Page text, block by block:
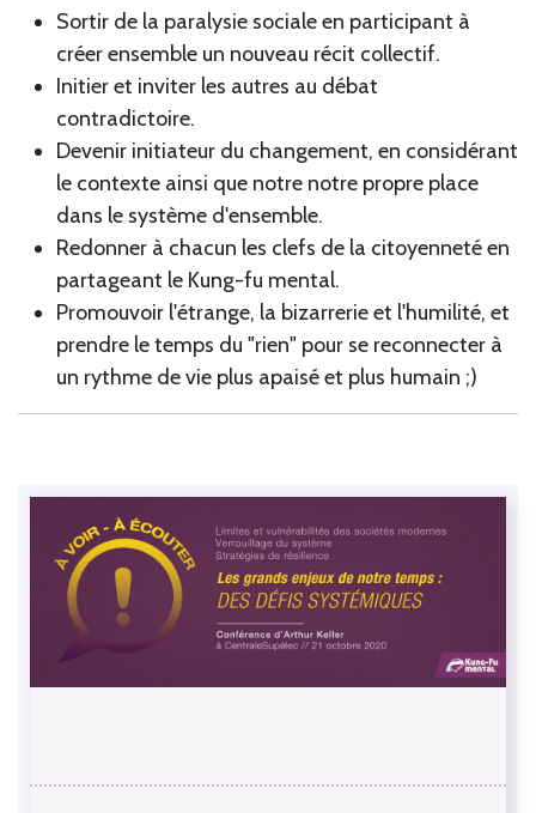
Sortir de la paralysie sociale en participant à
créer ensemble un nouveau récit collectif.
Initier et inviter les autres au débat
contradictoire.
Devenir initiateur du changement, en considérant
le contexte ainsi que notre notre propre place
dans le système d'ensemble.
Redonner à chacun les clefs de la citoyenneté en
partageant le Kung-fu mental.
Promouvoir l'étrange, la bizarrerie et l'humilité, et
prendre le temps du "rien" pour se reconnecter à
un rythme de vie plus apaisé et plus humain ;)